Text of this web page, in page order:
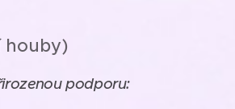
houby)
podporu: